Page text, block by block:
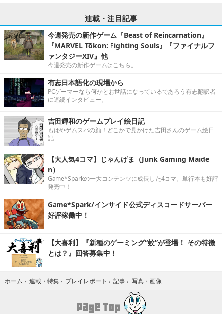
連載・注目記事
今週発売の新作ゲーム『Beast of Reincarnation』
『MARVEL Tōkon: Fighting Souls』『ファイナルフ
ァンタジーXIV』他
今週発売の新作ゲームはこちら。
有志日本語化の現場から
PCゲーマーなら何かとお世話になっているであろう有志翻訳者
に連続インタビュー。
吉田輝和のゲームプレイ絵日記
もはやゲムスパの顔！どこかで見かけた吉田さんのゲーム絵日
記
【大人気4コマ】じゃんげま（Junk Gaming Maide
n）
Game*Sparkの一大コンテンツに成長した4コマ。単行本も好評
発売中！
Game*Spark/インサイド公式ディスコードサーバー
好評稼働中！
【大喜利】『新種のゲーミング“蚊”が登場！ その特徴
とは？』回答募集中！
ホーム › 連載・特集 › プレイレポート › 記事 › 写真・画像